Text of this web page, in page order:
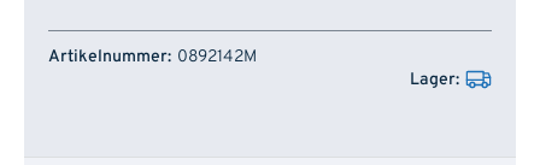
Artikelnummer Lager
0892142M